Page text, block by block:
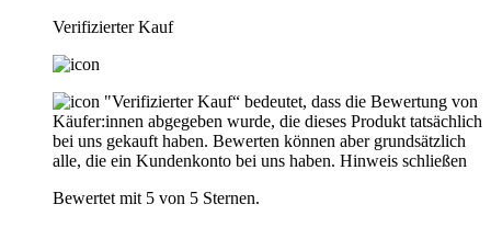
Verifizierter Kauf
"Verifizierter Kauf“ bedeutet, dass die Bewertung von
Käufer:innen abgegeben wurde, die dieses Produkt tatsächlich
bei uns gekauft haben. Bewerten können aber grundsätzlich
alle, die ein Kundenkonto bei uns haben. Hinweis schließen
Bewertet mit 5 von 5 Sternen.